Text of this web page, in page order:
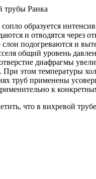
трубы Ранка
сопло образуется
и отводятся через
подогреваются и
общий уровень
диафрагмы
При этом температуры
труб применены
к
что в вихревой